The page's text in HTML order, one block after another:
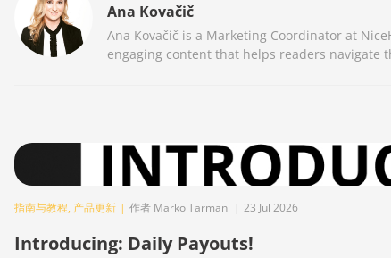
Ana Kovačič
Ana Kovačič is a Marketing Coordinator at
engaging content that helps readers navigate
指南与教程, 产品更新 | 作者 Marko Tarman | 23 Jul 2026
Introducing: Daily Payouts!